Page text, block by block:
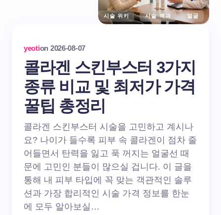
시술 위키 시술 백과 얼굴
yeotion 2026-08-07
콜라겐 스킨부스터 3가지
종류 비교 및 최저가 가격
꿀팁 총정리
콜라겐 스킨부스터 시술을 고민하고 계시나
요? 나이가 들수록 피부 속 콜라겐이 점차 줄
어들면서 탄력을 잃고 푹 꺼지는 얼굴선 때
문에 고민인 분들이 많으실 겁니다. 이 글을
통해 내 피부 타입에 꼭 맞는 객관적인 솔루
션과 가장 합리적인 시술 가격 정보를 한눈
에 모두 알아보실…